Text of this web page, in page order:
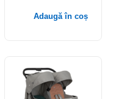
Adaugă în coș